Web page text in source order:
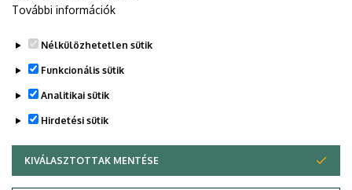
További információk
Nélkülözhetetlen sütik
Funkcionális sütik
Analitikai sütik
Hirdetési sütik
KIVÁLASZTOTTAK MENTÉSE
WITHDRAW CONSENT